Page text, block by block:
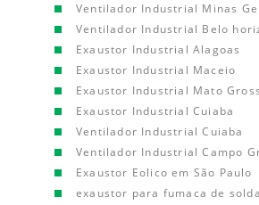
Ventilador Industrial Minas
Ventilador Industrial Belo
Exaustor Industrial Alagoas
Exaustor Industrial Maceio
Exaustor Industrial Mato
Exaustor Industrial Cuiaba
Ventilador Industrial Cuiaba
Ventilador Industrial Campo
Exaustor Eolico em São Paulo
exaustor para fumaca de solda